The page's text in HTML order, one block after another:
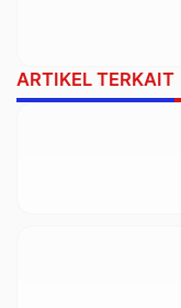
ARTIKEL TERKAIT